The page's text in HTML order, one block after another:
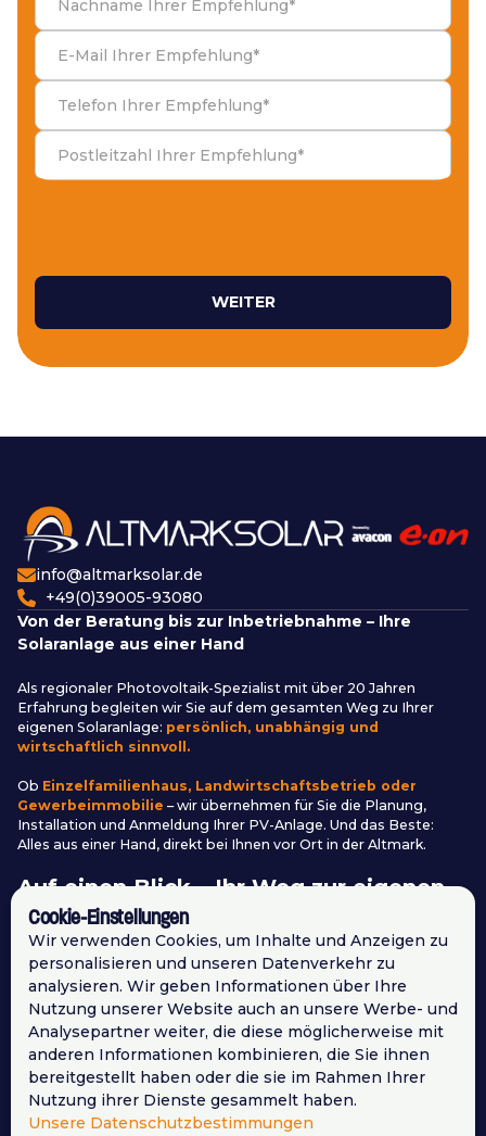
WEITER
info@altmarksolar.de
+49(0)39005-93080
Von der Beratung bis zur Inbetriebnahme – Ihre
Solaranlage aus einer Hand
Als regionaler Photovoltaik-Spezialist mit über 20 Jahren
Erfahrung begleiten wir Sie auf dem gesamten Weg zu Ihrer
eigenen Solaranlage: persönlich, unabhängig und
wirtschaftlich sinnvoll.
Ob Einzelfamilienhaus, Landwirtschaftsbetrieb oder
Gewerbeimmobilie – wir übernehmen für Sie die Planung,
Installation und Anmeldung Ihrer PV-Anlage. Und das Beste:
Alles aus einer Hand, direkt bei Ihnen vor Ort in der Altmark.
Auf einen Blick – Ihr Weg zur eigenen
Solaranlage mit Altmark Solar:
Persönliche & kostenlose Beratung bei Ihnen vor Ort
Planung Ihrer Photovoltaikanlage – individuell &
wirtschaftlich
Montage durch eigene Dachdecker-Teams
Anmeldung beim Netzbetreiber & Fördermittelberatung
Inbetriebnahme und Service – alles aus einer Hand
Ihre Vorteile:
Cookie-Einstellungen
Wir verwenden Cookies, um Inhalte und Anzeigen zu
personalisieren und unseren Datenverkehr zu
analysieren. Wir geben Informationen über Ihre
Nutzung unserer Website auch an unsere Werbe- und
Analysepartner weiter, die diese möglicherweise mit
anderen Informationen kombinieren, die Sie ihnen
bereitgestellt haben oder die sie im Rahmen Ihrer
Nutzung ihrer Dienste gesammelt haben.
Unsere Datenschutzbestimmungen